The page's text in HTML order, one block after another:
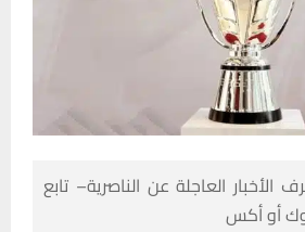
العاجلة عن الناصرية– تابع
أو أكس